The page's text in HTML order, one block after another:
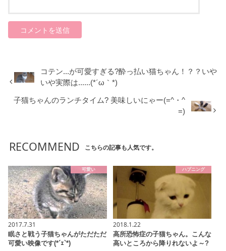
コテン...が可愛すぎる?酔っ払い猫ちゃん！？？いや
いや実際は......(*´ω｀*)
子猫ちゃんのランチタイム? 美味しいにゃー(=^・^
=)
RECOMMEND こちらの記事も人気です。
可愛い
2017.7.31
眠さと戦う子猫ちゃんがただただ
可愛い映像です(*´ｪ`*)
ハプニング
2018.1.22
高所恐怖症の子猫ちゃん。こんな
高いところから降りれないよ～?